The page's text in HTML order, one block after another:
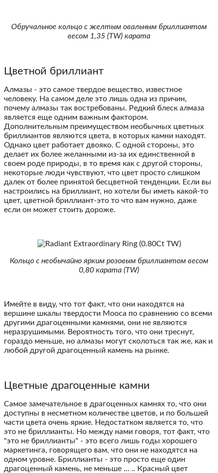
Обручальное кольцо с желтым овальным бриллиантом
весом 1,35 (TW) карата
Цветной бриллиант
Алмазы - это самое твердое вещество, известное
человеку. На самом деле это лишь одна из причин,
почему алмазы так востребованы. Редкий блеск алмаза
является еще одним важным фактором.
Дополнительным преимуществом необычных цветных
бриллиантов являются цвета, в которых камни находят.
Однако цвет работает двояко. С одной стороны, это
делает их более желанными из-за их единственной в
своем роде природы, в то время как с другой стороны,
некоторые люди чувствуют, что цвет просто слишком
далек от более принятой бесцветной тенденции. Если вы
настроились на бриллиант, но хотели бы иметь какой-то
цвет, цветной бриллиант-это то что вам нужно, даже
если он может стоить дороже.
Кольцо с необычайно ярким розовым бриллиантом весом
0,80 карата (TW)
Имейте в виду, что тот факт, что они находятся на
вершине шкалы твердости Мооса по сравнению со всеми
другими драгоценными камнями, они не являются
неразрушимыми. Вероятность того, что они треснут,
гораздо меньше, но алмазы могут сколоться так же, как и
любой другой драгоценный камень на рынке.
Цветные драгоценные камни
Самое замечательное в драгоценных камнях то, что они
доступны в несметном количестве цветов, и по большей
части цвета очень яркие. Недостатком является то, что
это не бриллианты. Но между нами говоря, тот факт, что
"это не бриллианты" - это всего лишь годы хорошего
маркетинга, говорящего вам, что они не находятся на
одном уровне. Бриллианты - это просто еще один
драгоценный камень, не меньше ... .. Красный цвет